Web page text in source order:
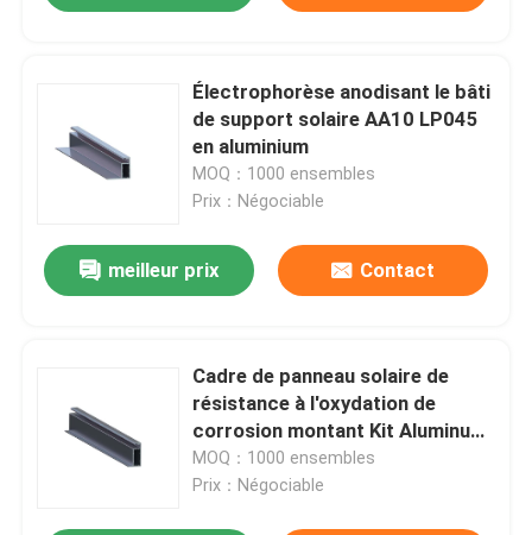
Électrophorèse anodisant le bâti
de support solaire AA10 LP045
en aluminium
MOQ：1000 ensembles
Prix：Négociable
meilleur prix Contact
Cadre de panneau solaire de
résistance à l'oxydation de
corrosion montant Kit Aluminum
Tracking LP044
MOQ：1000 ensembles
Prix：Négociable